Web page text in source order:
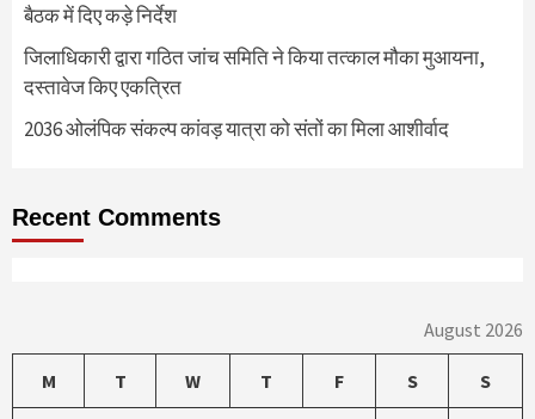
बैठक में दिए कड़े निर्देश
जिलाधिकारी द्वारा गठित जांच समिति ने किया तत्काल मौका मुआयना,
दस्तावेज किए एकत्रित
2036 ओलंपिक संकल्प कांवड़ यात्रा को संतों का मिला आशीर्वाद
Recent Comments
August 2026
M T W T F S S